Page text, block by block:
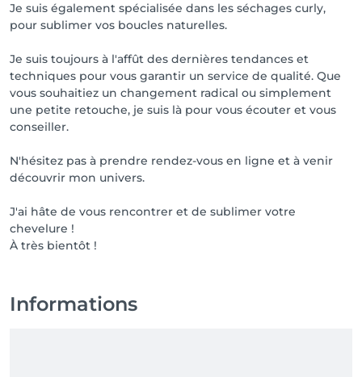
Je suis également spécialisée dans les séchages curly,
pour sublimer vos boucles naturelles.
Je suis toujours à l'affût des dernières tendances et
techniques pour vous garantir un service de qualité. Que
vous souhaitiez un changement radical ou simplement
une petite retouche, je suis là pour vous écouter et vous
conseiller.
N'hésitez pas à prendre rendez-vous en ligne et à venir
découvrir mon univers.
J'ai hâte de vous rencontrer et de sublimer votre
chevelure !
À très bientôt !
Informations